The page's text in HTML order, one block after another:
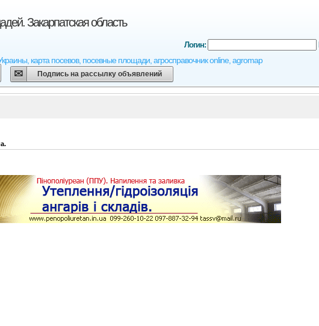
Закарпатская область
карта посевов, посевные площади, агросправочник online, agromap
Логин:
Подпись на рассылку объявлений